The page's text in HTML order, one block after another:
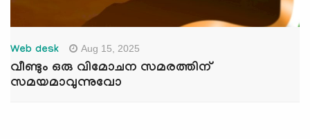
Web desk Aug 15, 2025
വീണ്ടും ഒരു വിമോചന സമരത്തിന്
സമയമാവുന്നുവോ